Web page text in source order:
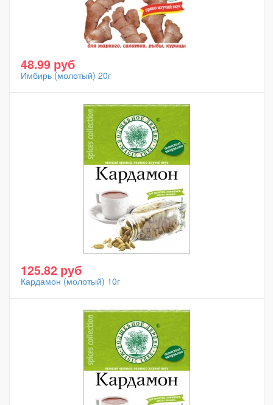
48.99 руб
Имбирь (молотый) 20г
125.82 руб
Кардамон (молотый) 10г